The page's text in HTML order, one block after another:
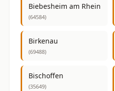
Biebesheim am Rhein
(64584)
Birkenau
(69488)
Bischoffen
(35649)